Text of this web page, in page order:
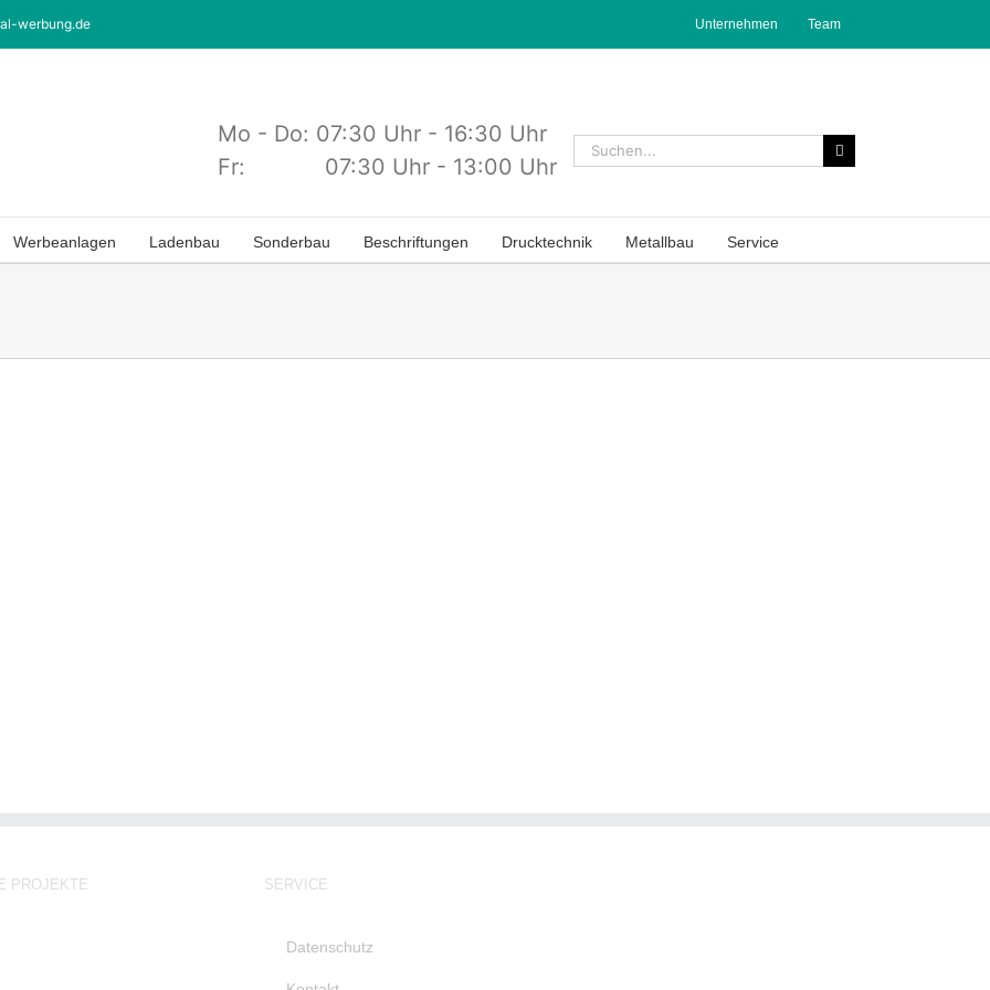
werbung.de Unternehmen Team
Mo - Do: 07:30 Uhr - 16:30 Uhr
Fr: 07:30 Uhr - 13:00 Uhr
Suche
nach:
Werbeanlagen Ladenbau Sonderbau Beschriftungen Drucktechnik Metallbau Service
PROJEKTE SERVICE
Datenschutz